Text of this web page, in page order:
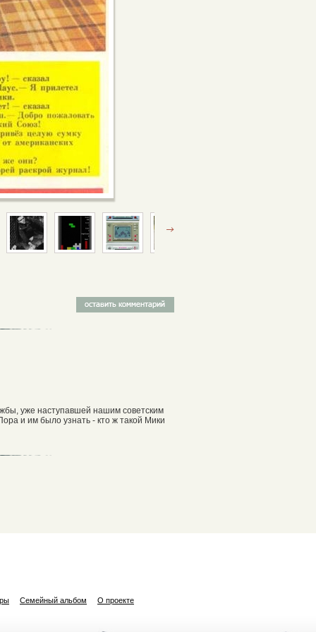
уже наступавшей нашим советским
и им было узнать - кто ж такой Мики
Семейный альбом О проекте